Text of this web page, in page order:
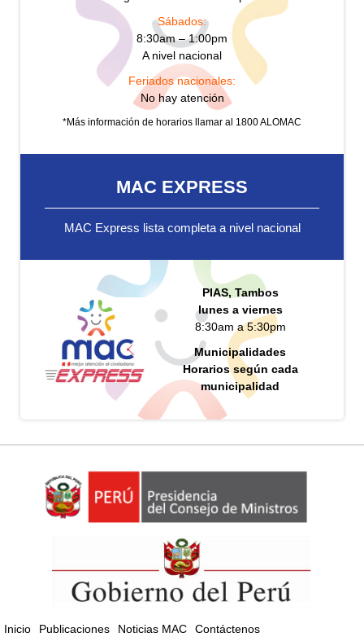
Sábados:
8:30am – 1:00pm
A nivel nacional
Feriados nacionales:
No hay atención
*Más información de horarios llamar al 1800 ALOMAC
MAC EXPRESS
MAC Express lista completa a nivel nacional
PIAS, Tambos
lunes a viernes
8:30am a 5:30pm
Municipalidades
Horarios según cada
municipalidad
Inicio Publicaciones Noticias MAC Contáctenos